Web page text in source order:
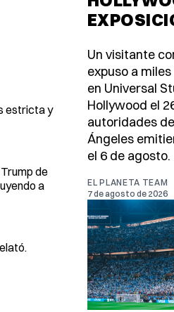
estricta y
de
a
Un visitante
expuso a
en Universal
Hollywood el
autoridades
Ángeles
el 6 de agosto.
EL PLANETA TEAM
7 de agosto de 2026